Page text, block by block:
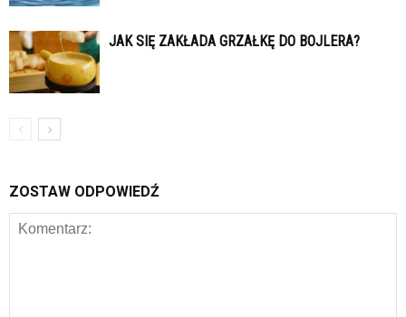
JAK SIĘ ZAKŁADA GRZAŁKĘ DO BOJLERA?
ZOSTAW ODPOWIEDŹ